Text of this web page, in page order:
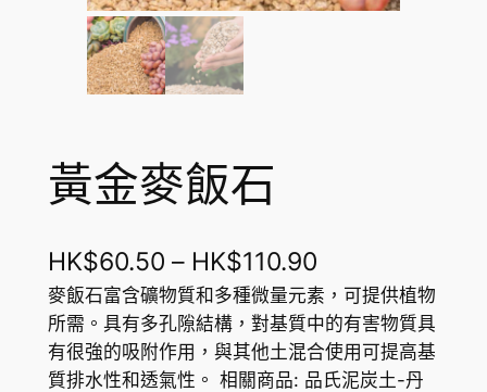
黃金麥飯石
HK$60.50 – HK$110.90價
格
範
圍
麥飯石富含礦物質和多種微量元素，可提供植物
所需。具有多孔隙結構，對基質中的有害物質具
有很強的吸附作用，與其他土混合使用可提高基
質排水性和透氣性。 相關商品: 品氏泥炭土-丹